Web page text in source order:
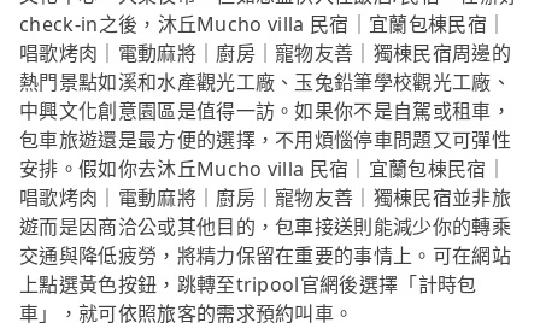
check-in之後，沐丘Mucho villa 民宿｜宜蘭包棟民宿｜
唱歌烤肉｜電動麻將｜廚房｜寵物友善｜獨棟民宿周邊的
熱門景點如溪和水產觀光工廠、玉兔鉛筆學校觀光工廠、
中興文化創意園區是值得一訪。如果你不是自駕或租車，
包車旅遊還是最方便的選擇，不用煩惱停車問題又可彈性
安排。假如你去沐丘Mucho villa 民宿｜宜蘭包棟民宿｜
唱歌烤肉｜電動麻將｜廚房｜寵物友善｜獨棟民宿並非旅
遊而是因商洽公或其他目的，包車接送則能減少你的轉乘
交通與降低疲勞，將精力保留在重要的事情上。可在網站
上點選黃色按鈕，跳轉至tripool官網後選擇「計時包
車」，就可依照旅客的需求預約叫車。